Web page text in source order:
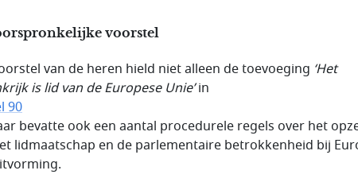
voorstel
van de heren hield niet alleen de toevoeging ‘Het
is lid van de Europese Unie’in
90
bevatte ook een aantal procedurele regels over het
lidmaatschap en de parlementaire betrokkenheid bij